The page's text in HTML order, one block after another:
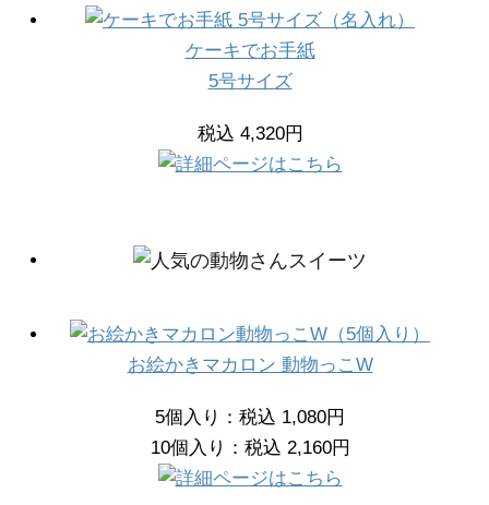
ケーキでお手紙
5号サイズ
税込 4,320円
お絵かきマカロン 動物っこW
5個入り：税込 1,080円
10個入り：税込 2,160円